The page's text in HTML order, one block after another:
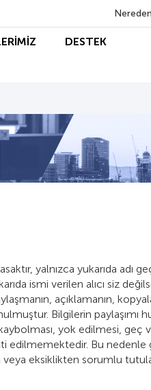
DESTEK
yalnızca yukarıda adı
ismi verilen alıcı siz
açıklamanın,
Bilgilerin paylaşımı
yok edilmesi, geç
edilmemektedir. Bu nedenle
veya eksiklikten sorumlu